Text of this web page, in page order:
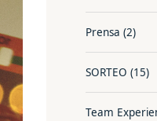
Prensa (2)
SORTEO (15)
Team